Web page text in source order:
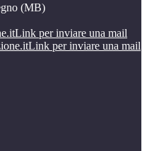
(MB)
Link per inviare una mail
Link per inviare una mail